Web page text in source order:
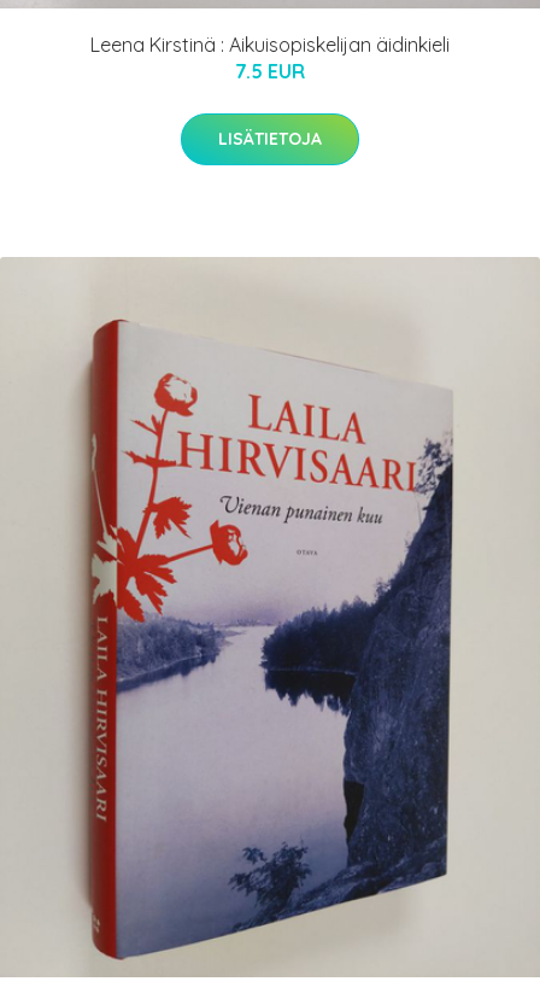
Leena Kirstinä : Aikuisopiskelijan äidinkieli
7.5 EUR
LISÄTIETOJA